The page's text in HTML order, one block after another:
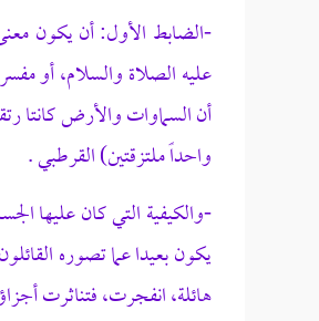
-الضابط الأول: أن يكون
عليه الصلاة والسلام، أو
أن السماوات والأرض كانتا
واحداً ملتزقتين)القرطبي .
-والكيفية التي كان عليها
يكون بعيدا عما تصوره
هائلة، انفجرت، فتناثرت